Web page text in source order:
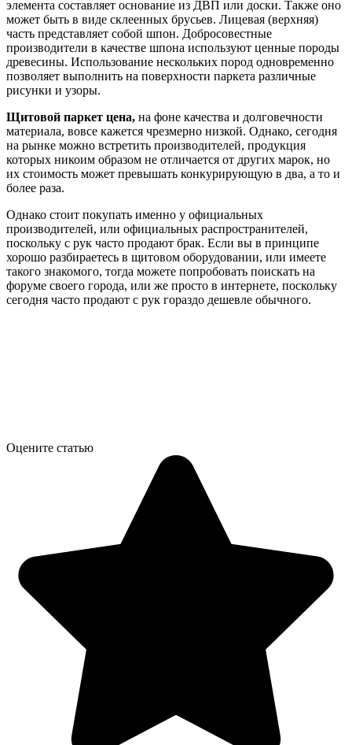
элемента составляет основание из ДВП или доски. Также оно
может быть в виде склеенных брусьев. Лицевая (верхняя)
часть представляет собой шпон. Добросовестные
производители в качестве шпона используют ценные породы
древесины. Использование нескольких пород одновременно
позволяет выполнить на поверхности паркета различные
рисунки и узоры.
Щитовой паркет цена, на фоне качества и долговечности
материала, вовсе кажется чрезмерно низкой. Однако, сегодня
на рынке можно встретить производителей, продукция
которых никоим образом не отличается от других марок, но
их стоимость может превышать конкурирующую в два, а то и
более раза.
Однако стоит покупать именно у официальных
производителей, или официальных распространителей,
поскольку с рук часто продают брак. Если вы в принципе
хорошо разбираетесь в щитовом оборудовании, или имеете
такого знакомого, тогда можете попробовать поискать на
форуме своего города, или же просто в интернете, поскольку
сегодня часто продают с рук гораздо дешевле обычного.
Оцените статью